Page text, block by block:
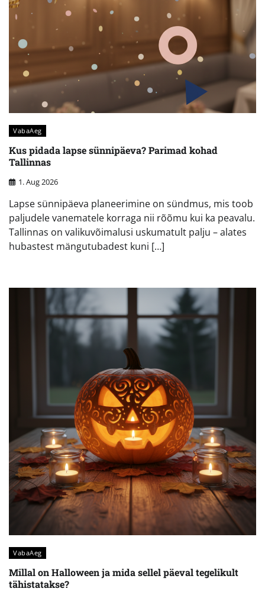
VabaAeg
Kus pidada lapse sünnipäeva? Parimad kohad
Tallinnas
1. Aug 2026
Lapse sünnipäeva planeerimine on sündmus, mis toob
paljudele vanematele korraga nii rõõmu kui ka peavalu.
Tallinnas on valikuvõimalusi uskumatult palju – alates
hubastest mängutubadest kuni […]
VabaAeg
Millal on Halloween ja mida sellel päeval tegelikult
tähistatakse?